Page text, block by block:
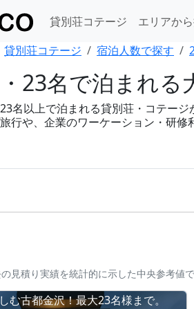
貸別荘コテージ エリアか
貸別荘コテージ 宿泊人数で探す
23名で泊まれる
名以上で泊まれる貸別荘・コテー
行や、企業のワーケーション・研修
見積り実績を統計的に示した中央参考値
む古都金沢！最大23名様まで。